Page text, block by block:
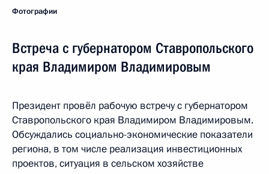
Фотографии
Встреча с губернатором Ставропольского
края Владимиром Владимировым
Президент провёл рабочую встречу с губернатором
Ставропольского края Владимиром Владимировым.
Обсуждались социально-экономические показатели
региона, в том числе реализация инвестиционных
проектов, ситуация в сельском хозяйстве